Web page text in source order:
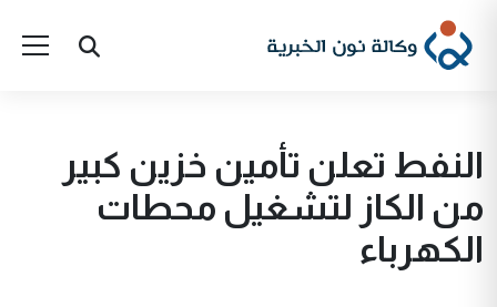
النفط تعلن تأمين خزين كبير
من الكاز لتشغيل محطات
الكهرباء